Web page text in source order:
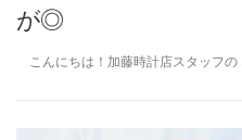
が◎
こんにちは！加藤時計店スタッフの